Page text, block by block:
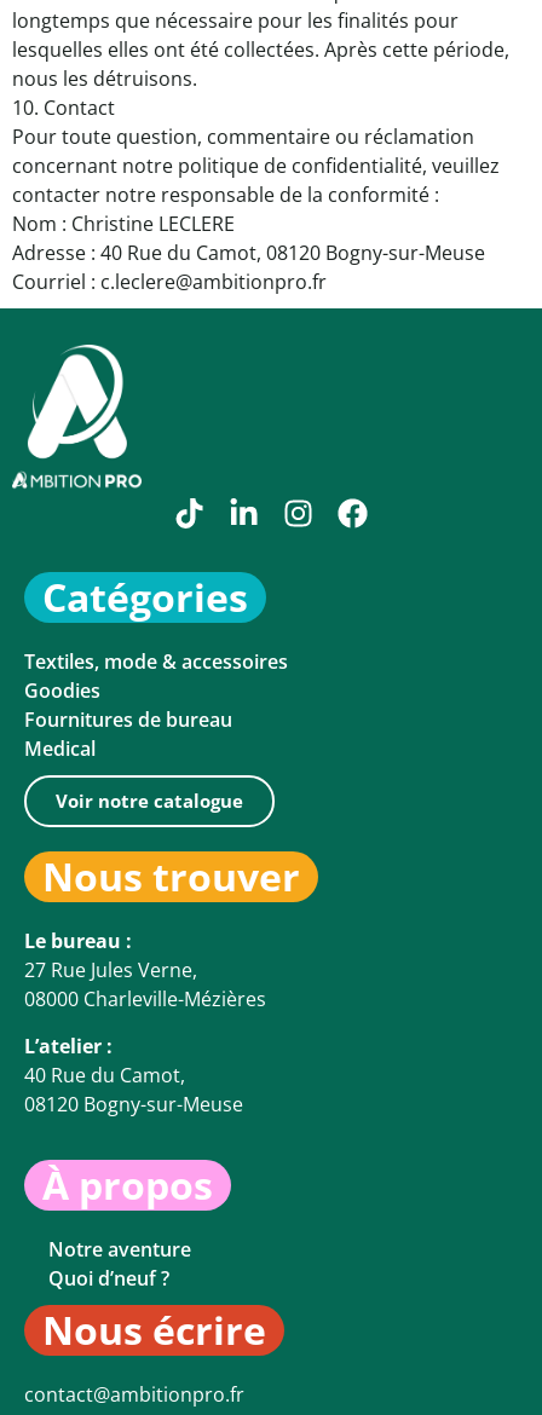
longtemps que nécessaire pour les finalités pour
lesquelles elles ont été collectées. Après cette période,
nous les détruisons.
10. Contact
Pour toute question, commentaire ou réclamation
concernant notre politique de confidentialité, veuillez
contacter notre responsable de la conformité :
Nom : Christine LECLERE
Adresse : 40 Rue du Camot, 08120 Bogny-sur-Meuse
Courriel : c.leclere@ambitionpro.fr
Catégories
Textiles, mode & accessoires
Goodies
Fournitures de bureau
Medical
Voir notre catalogue
Nous trouver
Le bureau :
27 Rue Jules Verne,
08000 Charleville-Mézières
L’atelier :
40 Rue du Camot,
08120 Bogny-sur-Meuse
À propos
Notre aventure
Quoi d’neuf ?
Nous écrire
contact@ambitionpro.fr